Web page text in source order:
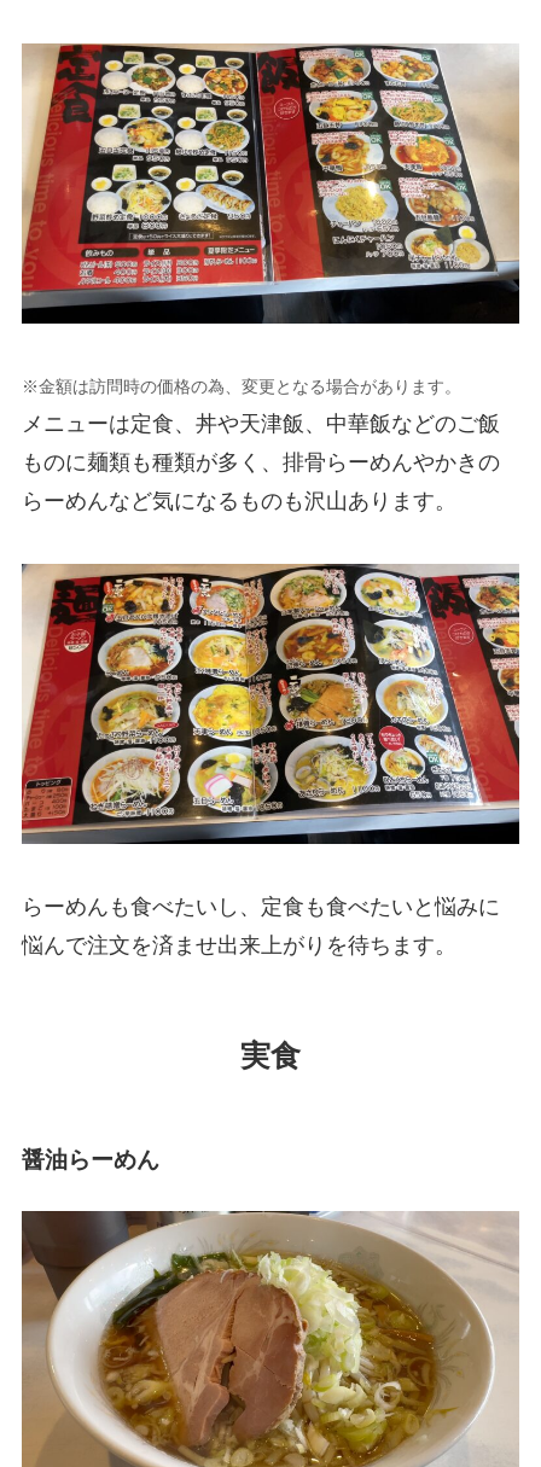
※金額は訪問時の価格の為、変更となる場合があります。
メニューは定食、丼や天津飯、中華飯などのご飯
ものに麺類も種類が多く、排骨らーめんやかきの
らーめんなど気になるものも沢山あります。
らーめんも食べたいし、定食も食べたいと悩みに
悩んで注文を済ませ出来上がりを待ちます。
実食
醤油らーめん